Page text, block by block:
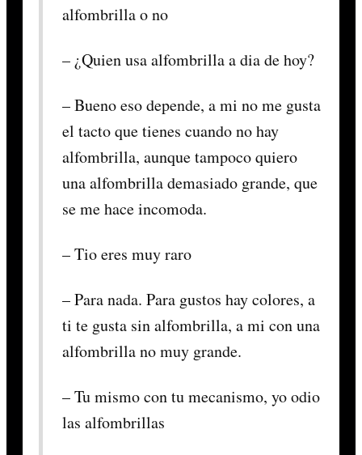
alfombrilla o no
– ¿Quien usa alfombrilla a dia de hoy?
– Bueno eso depende, a mi no me gusta
el tacto que tienes cuando no hay
alfombrilla, aunque tampoco quiero
una alfombrilla demasiado grande, que
se me hace incomoda.
– Tio eres muy raro
– Para nada. Para gustos hay colores, a
ti te gusta sin alfombrilla, a mi con una
alfombrilla no muy grande.
– Tu mismo con tu mecanismo, yo odio
las alfombrillas